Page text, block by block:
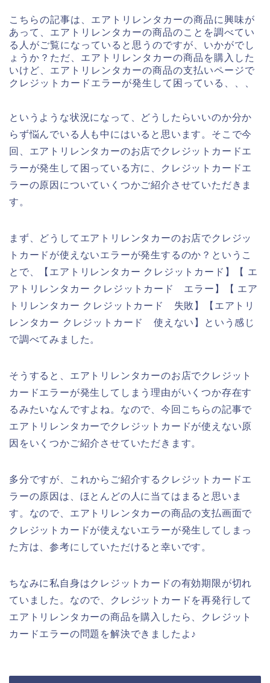
こちらの記事は、エアトリレンタカーの商品に興味が
あって、エアトリレンタカーの商品のことを調べてい
る人がご覧になっていると思うのですが、いかがでし
ょうか？ただ、エアトリレンタカーの商品を購入した
いけど、エアトリレンタカーの商品の支払いページで
クレジットカードエラーが発生して困っている、、、
というような状況になって、どうしたらいいのか分か
らず悩んでいる人も中にはいると思います。そこで今
回、エアトリレンタカーのお店でクレジットカードエ
ラーが発生して困っている方に、クレジットカードエ
ラーの原因についていくつかご紹介させていただきま
す。
まず、どうしてエアトリレンタカーのお店でクレジッ
トカードが使えないエラーが発生するのか？というこ
とで、【エアトリレンタカー クレジットカード】【 エ
アトリレンタカー クレジットカード エラー】【 エア
トリレンタカー クレジットカード 失敗】【エアトリ
レンタカー クレジットカード 使えない】という感じ
で調べてみました。
そうすると、エアトリレンタカーのお店でクレジット
カードエラーが発生してしまう理由がいくつか存在す
るみたいなんですよね。なので、今回こちらの記事で
エアトリレンタカーでクレジットカードが使えない原
因をいくつかご紹介させていただきます。
多分ですが、これからご紹介するクレジットカードエ
ラーの原因は、ほとんどの人に当てはまると思いま
す。なので、エアトリレンタカーの商品の支払画面で
クレジットカードが使えないエラーが発生してしまっ
た方は、参考にしていただけると幸いです。
ちなみに私自身はクレジットカードの有効期限が切れ
ていました。なので、クレジットカードを再発行して
エアトリレンタカーの商品を購入したら、クレジット
カードエラーの問題を解決できましたよ♪